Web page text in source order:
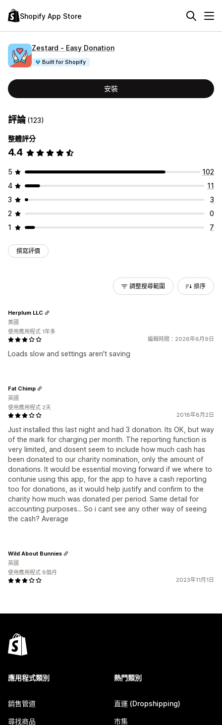
Shopify App Store
Zestard ‑ Easy Donation
Built for Shopify
安裝
評論(123)
整體評分
4.4
5
102
4
11
3
3
2
0
1
7
撰寫評價
調整搜尋範圍 排序
編輯時間：2026年6月9日
Loads slow and settings aren't saving
Herplum LLC
美國
使用應用程式 1年多
2018年8月2日
Just installed this last night and had 3 donation. Its OK, but way
of the mark for charging per month. The reporting function is
very limited, and dosent seem to include how much cash has
been donated to our charity nomination, only the amount of
donations. It would be essential moving forward if we where to
contunie using this app, for the app to have a cash reporting
too for donations, as it would help justify and confirm to the
charity how much was donated per period. Same detail for
accounting purposes... So i cant see any other way of seeing
the cash? Average
Fat Chimp
英國
使用應用程式 2天
2023年11月1日
Wild About Bunnies
英國
使用應用程式 8個月
應用程式類別
銷售管道
尋找商品
熱門類別
直運 (Dropshipping)
市集